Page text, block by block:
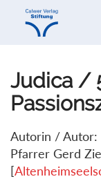
Direkt
Direkt
Judica /
Autorin / Autor:
Pfarrer Gerd
[